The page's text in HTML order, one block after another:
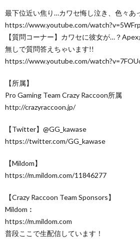
最下位近い焦り…カワセ悔し泣き、色々あ
https://www.youtube.com/
【質問コーナー】カワセに彼女が…？
無しで質問答えちゃいます!!
https://www.youtube.com/
【所属】
Pro Gaming Team Crazy Raccoon所属
http://crazyraccoon.jp/​
【Twitter】@GG_kawase
https://twitter.com/GG_kawase​
【Mildom】
https://m.mildom.com/11846277
【Crazy Raccoon Team Sponsors】
Mildom︰
https://m.mildom.com
普段ここで生配信しています！